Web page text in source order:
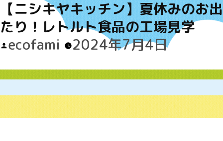
【ニシキヤキッチン】夏休みのお
たり！レトルト食品の工場見学
Posted
ecofami 2024年7月4日